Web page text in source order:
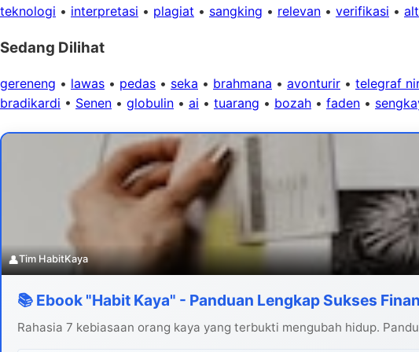
teknologi • interpretasi • plagiat • sangking • relevan • verifikasi •
Sedang Dilihat
gereneng • lawas • pedas • seka • brahmana • avonturir • telegraf
bradikardi • Senen • globulin • ai • tuarang • bozah • faden •
👤Tim HabitKaya
📚 Ebook "Habit Kaya" - Panduan Lengkap Sukses
Rahasia 7 kebiasaan orang kaya yang terbukti mengubah hidup.